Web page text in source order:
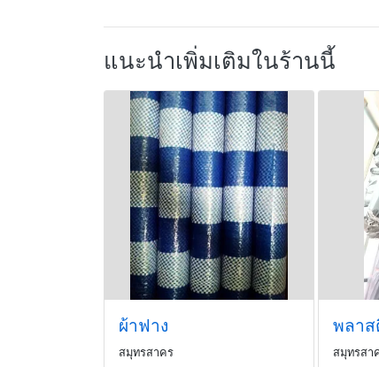
แนะนำเพิ่มเติมในร้านนี้
ผ้าฟาง
สมุทรสาคร สมุทรสา